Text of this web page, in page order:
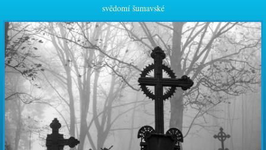
svědomí šumavské